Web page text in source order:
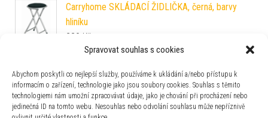
Spravovat souhlas s cookies
Abychom poskytli co nejlepší služby, používáme k ukládání a/nebo přístupu k
informacím o zařízení, technologie jako jsou soubory cookies. Souhlas s těmito
technologiemi nám umožní zpracovávat údaje, jako je chování při procházení nebo
jedinečná ID na tomto webu. Nesouhlas nebo odvolání souhlasu může nepříznivě
Carryhome SKLÁDACÍ ŽIDLIČKA, černá, barvy
hliníku
239 Kč
Livetastic ŠATNA, 111/193/37 cm
9 899Kč Původní cena byla: 9 899 Kč.
8 414KčAktuální cena je: 8 414 Kč.
Träumeland DĚTSKÁ MATRACE, 70/140 cm,